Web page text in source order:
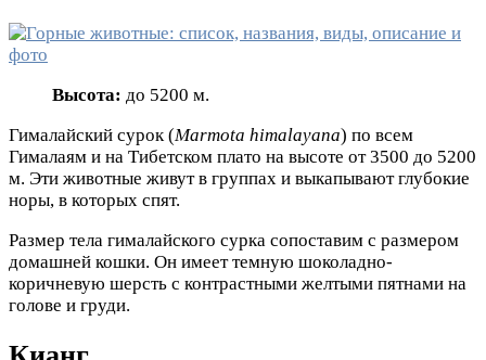
Высота: до 5200 м.
Гималайский сурок (Marmota himalayana) по всем
Гималаям и на Тибетском плато на высоте от 3500 до 5200
м. Эти животные живут в группах и выкапывают глубокие
норы, в которых спят.
Размер тела гималайского сурка сопоставим с размером
домашней кошки. Он имеет темную шоколадно-
коричневую шерсть с контрастными желтыми пятнами на
голове и груди.